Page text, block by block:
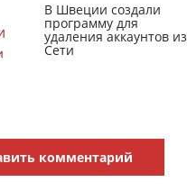
В Швеции создали
программу для
удаления аккаунтов из
Сети
комментарий